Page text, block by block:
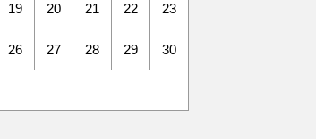
19 20 21 22 23
26 27 28 29 30